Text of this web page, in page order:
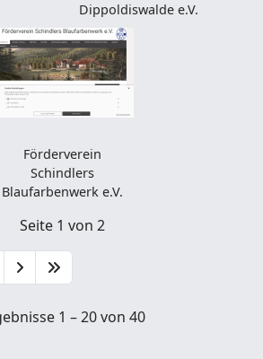
Dippoldiswalde e.V.
Förderverein
Schindlers
Blaufarbenwerk e.V.
Seite 1 von 2
1 – 20 von 40